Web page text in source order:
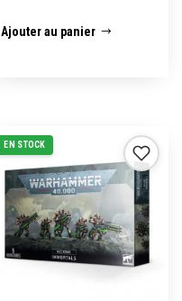
Ajouter au panier
EN STOCK